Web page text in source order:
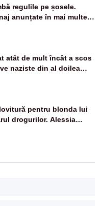
regulile pe șosele.
anunțate în mai multe
atât de mult încât a scos
naziste din al doilea
pentru blonda lui
drogurilor. Alessia
decizia magistraților